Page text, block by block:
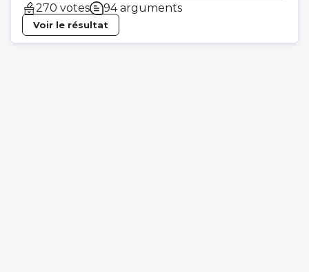
270 votes
94 arguments
Voir le résultat